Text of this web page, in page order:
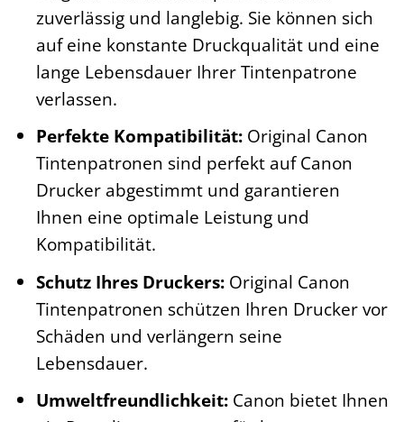
zuverlässig und langlebig. Sie können sich
auf eine konstante Druckqualität und eine
lange Lebensdauer Ihrer Tintenpatrone
verlassen.
Perfekte Kompatibilität:Original Canon
Tintenpatronen sind perfekt auf Canon
Drucker abgestimmt und garantieren
Ihnen eine optimale Leistung und
Kompatibilität.
Schutz Ihres Druckers:Original Canon
Tintenpatronen schützen Ihren Drucker vor
Schäden und verlängern seine
Lebensdauer.
Umweltfreundlichkeit:Canon bietet Ihnen